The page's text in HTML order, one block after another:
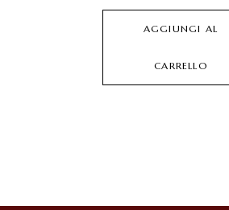
AGGIUNGI AL
CARRELLO